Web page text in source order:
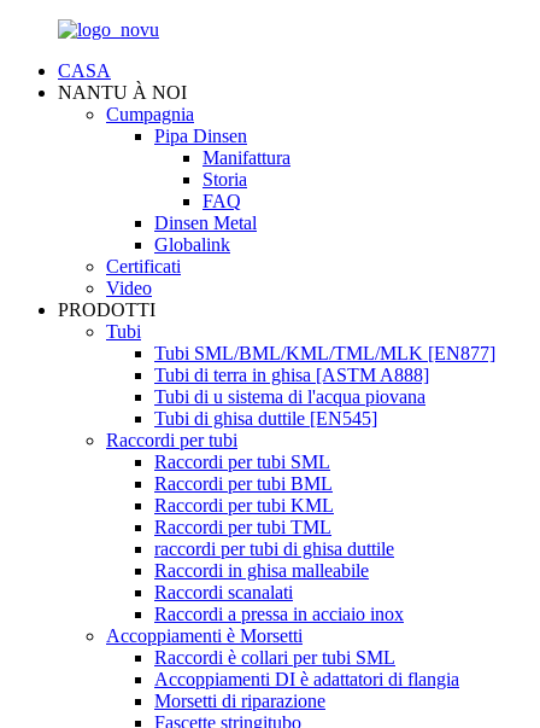
CASA
NANTU À NOI
Cumpagnia
Pipa Dinsen
Manifattura
Storia
FAQ
Dinsen Metal
Globalink
Certificati
Video
PRODOTTI
Tubi
Tubi SML/BML/KML/TML/MLK [EN877]
Tubi di terra in ghisa [ASTM A888]
Tubi di u sistema di l'acqua piovana
Tubi di ghisa duttile [EN545]
Raccordi per tubi
Raccordi per tubi SML
Raccordi per tubi BML
Raccordi per tubi KML
Raccordi per tubi TML
raccordi per tubi di ghisa duttile
Raccordi in ghisa malleabile
Raccordi scanalati
Raccordi a pressa in acciaio inox
Accoppiamenti è Morsetti
Raccordi è collari per tubi SML
Accoppiamenti DI è adattatori di flangia
Morsetti di riparazione
Fascette stringitubo